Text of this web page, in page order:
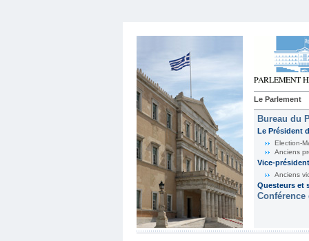
Le Parlement
Bureau du
Le Président
Election-
Anciens
Vice-
Anciens
Questeurs et